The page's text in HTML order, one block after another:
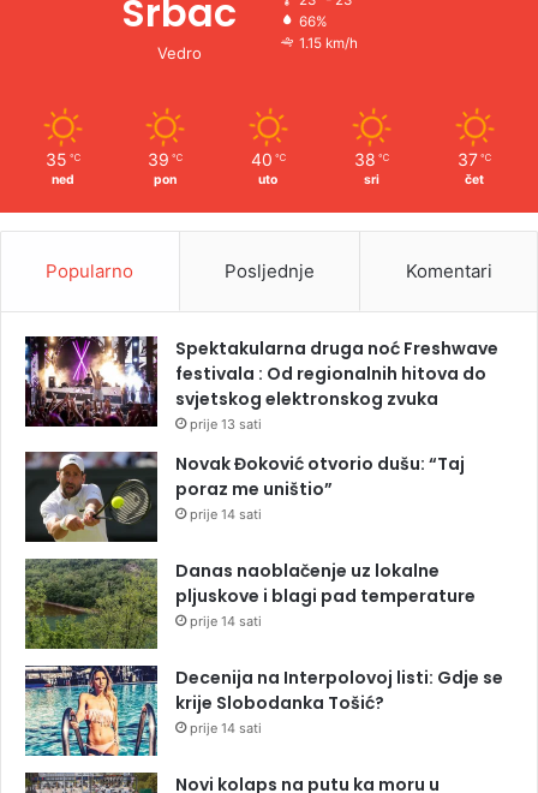
Srbac
Vedro
66%
1.15 km/h
35 ℃
ned
39 ℃
pon
40 ℃
uto
38 ℃
sri
37 ℃
čet
Popularno Posljednje Komentari
Spektakularna druga noć Freshwave
festivala : Od regionalnih hitova do
svjetskog elektronskog zvuka
prije 13 sati
Novak Đoković otvorio dušu: “Taj
poraz me uništio”
prije 14 sati
Danas naoblačenje uz lokalne
pljuskove i blagi pad temperature
prije 14 sati
Decenija na Interpolovoj listi: Gdje se
krije Slobodanka Tošić?
prije 14 sati
Novi kolaps na putu ka moru u